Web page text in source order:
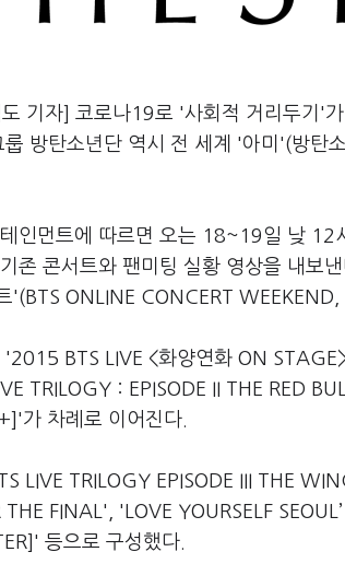
기자] 코로나19로 '사회적 거리두기'
룹 방탄소년단 역시 전 세계 '아미'(방탄
인먼트에 따르면 오는 18~19일 낮
존 콘서트와 팬미팅 실황 영상을 내보
'(BTS ONLINE CONCERT
BTS LIVE <화양연화 ON
TRILOGY : EPISODE II THE RED
가 차례로 이어진다.
LIVE TRILOGY EPISODE III THE
THE FINAL', 'LOVE YOURSELF
등으로 구성했다.